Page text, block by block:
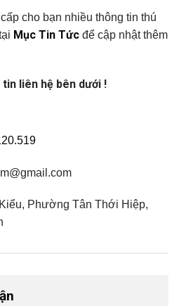
cho bạn nhiều thông tin thú
Mục Tin Tức để cập nhật thêm
liên hệ bên dưới !
Phường Tân Thới Hiệp,